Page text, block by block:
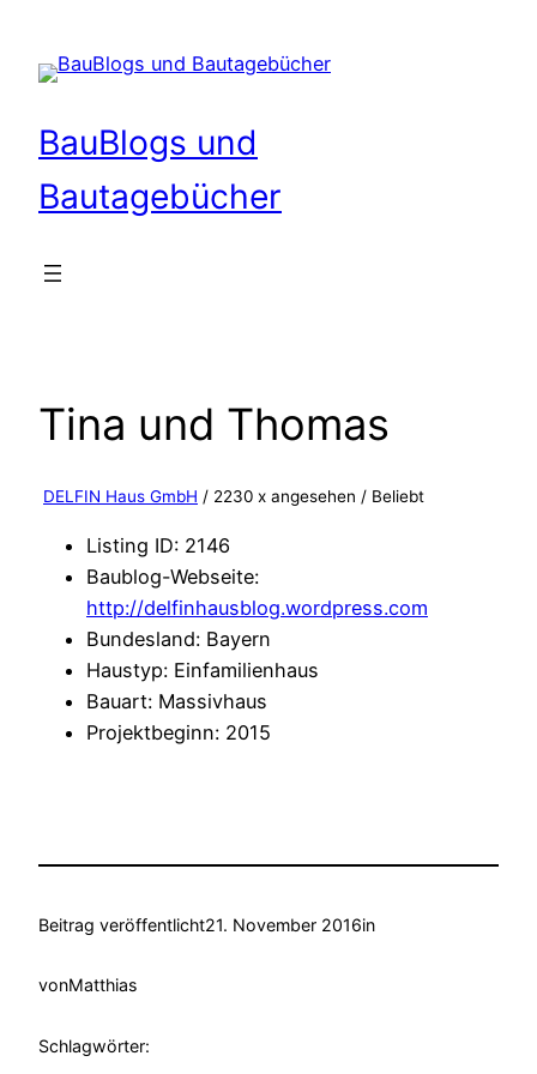
Inhalt
springen
BauBlogs und
Bautagebücher
Tina und Thomas
DELFIN Haus GmbH / 2230 x angesehen / Beliebt
Listing ID: 2146
Baublog-Webseite:
http://delfinhausblog.wordpress.com
Bundesland: Bayern
Haustyp: Einfamilienhaus
Bauart: Massivhaus
Projektbeginn: 2015
Beitrag veröffentlicht21. November 2016in
vonMatthias
Schlagwörter: